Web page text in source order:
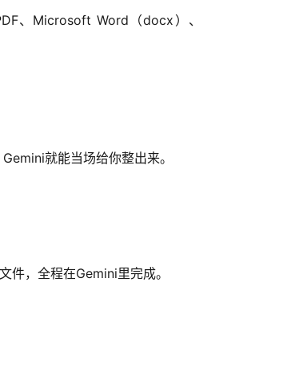
、Microsoft Word（docx）、
就能当场给你整出来。
，全程在Gemini里完成。